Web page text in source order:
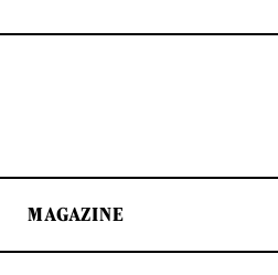
MAGAZINE